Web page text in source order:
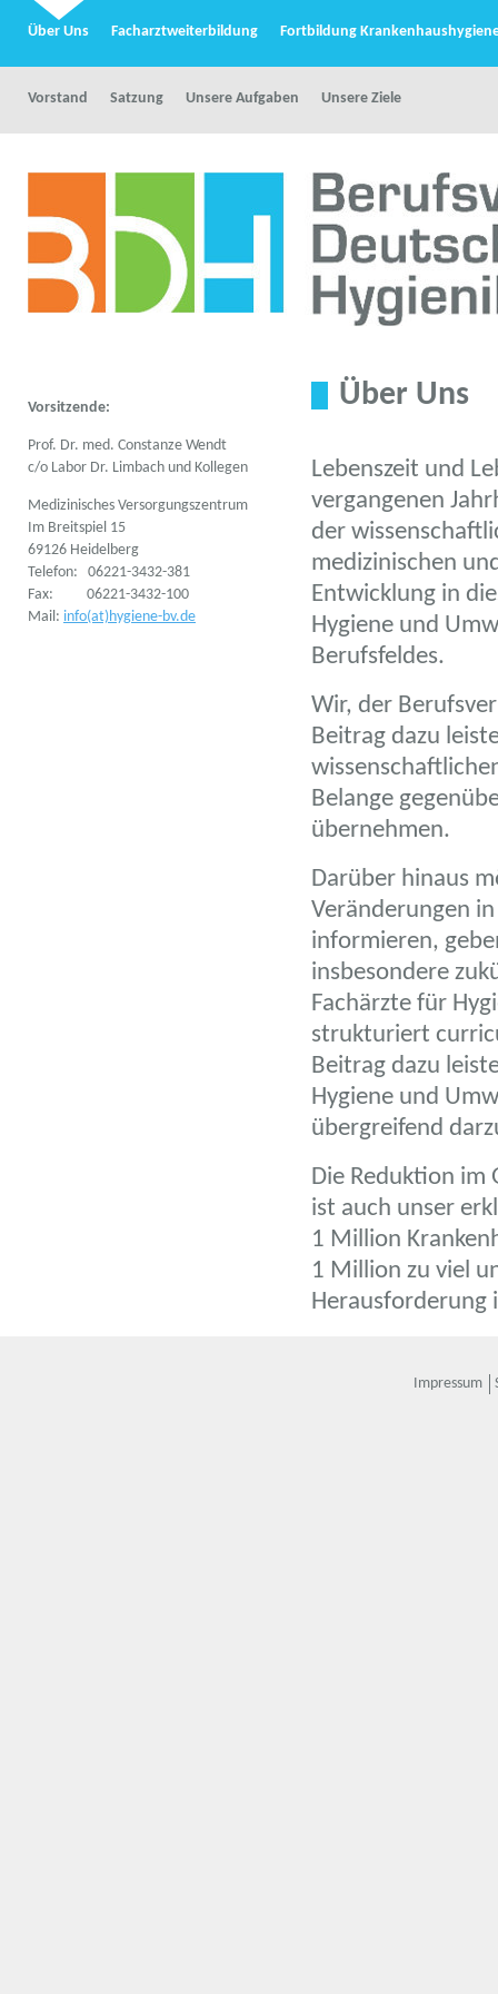
Über Uns Facharztweiterbildung Fortbildung
Vorstand Satzung Unsere Aufgaben Unsere Ziele
Vorsitzende:
Prof. Dr. med. Constanze Wendt
c/o Labor Dr. Limbach und Kollegen
Medizinisches Versorgungszentrum
Im Breitspiel 15
69126 Heidelberg
Telefon: 06221-3432-381
Fax: 06221-3432-100
Mail: info(at)hygiene-bv.de
Über Uns
Lebenszeit und
vergangenen
der
medizinischen
Entwicklung in
Hygiene und
Berufsfeldes.
Wir, der
Beitrag dazu
Belange
übernehmen.
Darüber hinaus
Veränderungen
informieren,
insbesondere
Fachärzte für
strukturiert
Beitrag dazu
Hygiene und
übergreifend
Die Reduktion im
ist auch unser
1 Million
1 Million zu viel
Herausforderung
Impressum